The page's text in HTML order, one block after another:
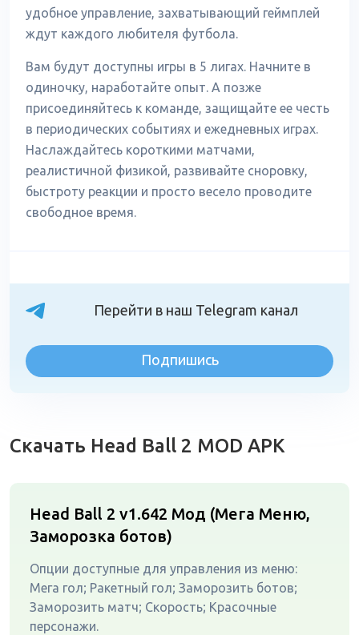
удобное управление, захватывающий геймплей
ждут каждого любителя футбола.
Вам будут доступны игры в 5 лигах. Начните в
одиночку, наработайте опыт. А позже
присоединяйтесь к команде, защищайте ее честь
в периодических событиях и ежедневных играх.
Наслаждайтесь короткими матчами,
реалистичной физикой, развивайте сноровку,
быстроту реакции и просто весело проводите
свободное время.
Перейти в наш Telegram канал
Подпишись
Скачать Head Ball 2 MOD APK
Head Ball 2 v1.642 Мод (Мега Меню,
Заморозка ботов)
Опции доступные для управления из меню:
Мега гол; Ракетный гол; Заморозить ботов;
Заморозить матч; Скорость; Красочные
персонажи.